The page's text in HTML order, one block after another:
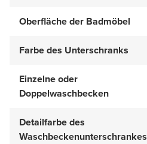
Oberfläche der Badmöbel
Farbe des Unterschranks
Einzelne oder
Doppelwaschbecken
Detailfarbe des
Waschbeckenunterschrankes